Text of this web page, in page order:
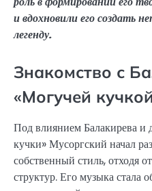
и вдохновили его создать
легенду.
Знакомство с
«Могучей
Под влиянием Балакирева и
кучки» Мусоргский начал
собственный стиль, отходя
структур. Его музыка стала